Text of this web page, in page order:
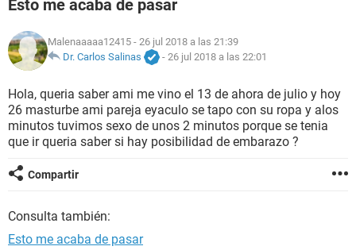
NUTRICIÓN
BIENESTAR
SEXUALIDAD
GLOSARIO
Esto me acaba de pasar
Malenaaaaa12415 - 26 jul 2018 a las 21:39
Dr. Carlos Salinas
- 26 jul 2018 a las 22:01
Hola, queria saber ami me vino el 13 de ahora de julio y hoy
26 masturbe ami pareja eyaculo se tapo con su ropa y alos
minutos tuvimos sexo de unos 2 minutos porque se tenia
que ir queria saber si hay posibilidad de embarazo ?
Compartir
Consulta también:
Esto me acaba de pasar